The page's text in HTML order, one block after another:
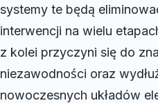
systemy te będą
interwencji na wielu
z kolei przyczyni się do
niezawodności oraz
nowoczesnych układów